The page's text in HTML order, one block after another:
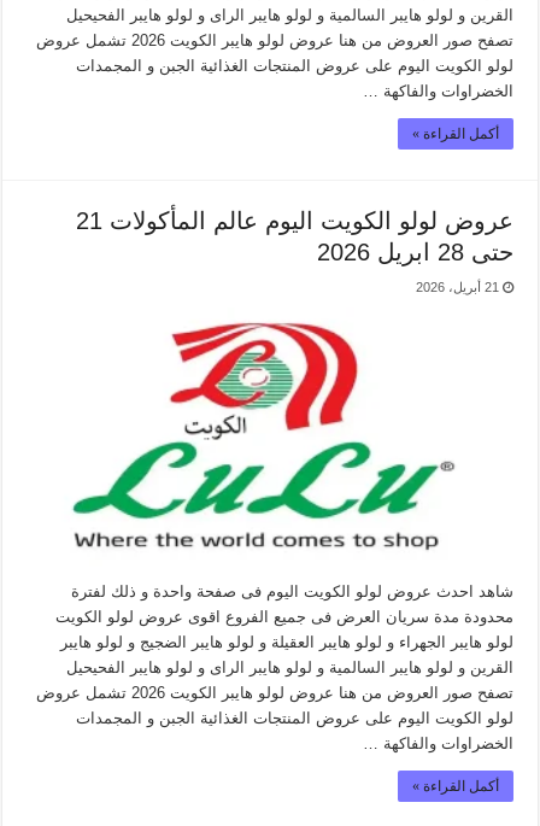
القرين و لولو هايبر السالمية و لولو هايبر الراى و لولو هايبر الفحيحيل
تصفح صور العروض من هنا عروض لولو هايبر الكويت 2026 تشمل عروض
لولو الكويت اليوم على عروض المنتجات الغذائية الجبن و المجمدات
الخضراوات والفاكهة …
أكمل القراءة »
عروض لولو الكويت اليوم عالم المأكولات 21
حتى 28 ابريل 2026
21 أبريل، 2026
شاهد احدث عروض لولو الكويت اليوم فى صفحة واحدة و ذلك لفترة
محدودة مدة سريان العرض فى جميع الفروع اقوى عروض لولو الكويت
لولو هايبر الجهراء و لولو هايبر العقيلة و لولو هايبر الضجيج و لولو هايبر
القرين و لولو هايبر السالمية و لولو هايبر الراى و لولو هايبر الفحيحيل
تصفح صور العروض من هنا عروض لولو هايبر الكويت 2026 تشمل عروض
لولو الكويت اليوم على عروض المنتجات الغذائية الجبن و المجمدات
الخضراوات والفاكهة …
أكمل القراءة »